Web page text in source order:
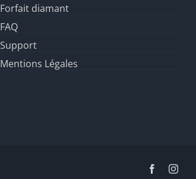
Forfait diamant
FAQ
Support
Mentions Légales
Facebook